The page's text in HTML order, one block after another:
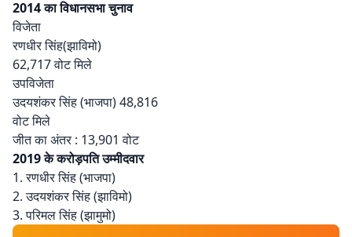
2014 का विधानसभा चुनाव
विजेता
रणधीर सिंह(झाविमो)
62,717 वोट मिले
उपविजेता
उदयशंकर सिंह (भाजपा) 48,816
वोट मिले
जीत का अंतर : 13,901 वोट
2019 के करोड़पति उम्मीदवार
1. रणधीर सिंह (भाजपा)
2. उदयशंकर सिंह (झाविमो)
3. परिमल सिंह (झामुमो)